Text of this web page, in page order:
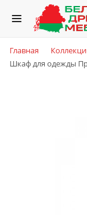
Главная
Шкаф для одежды